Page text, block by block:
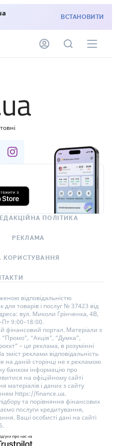
ВСТАНОВИТИ
ПОЛІТИКА
РЕКЛАМА
КОРИСТУВАННЯ
відповідальністю
товарів і послуг № 37423 від
вул. Миколи Грінченка, 4В,
9:00–18:00.
портал. Матеріали з
“Акція”, “Думка”,
– це реклама, в розумінні
реклами відповідальність
на даній сторінці не є рекламою
банком інформацію про
на офіційному сайті
матеріалів і даних з сайту
https://finance.ua.
та порівняння фінансових
послуги кредитування,
Ваші особисті дані на сайті